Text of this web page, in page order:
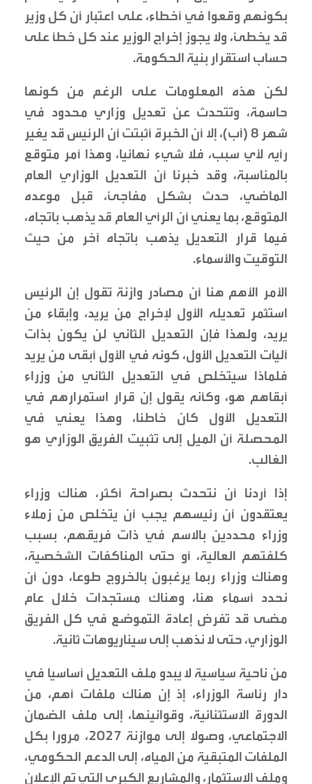
بكونهم وقعوا في أخطاء، على اعتبار أن كل وزير
قد يخطئ، ولا يجوز إخراج الوزير عند كل خطأ على
حساب استقرار بنية الحكومة.
لكن هذه المعلومات على الرغم من كونها
حاسمة، وتتحدث عن تعديل وزاري محدود في
شهر 8 (آب)، إلا أن الخبرة أثبتت أن الرئيس قد يغير
رأيه لأي سبب، فلا شيء نهائيا، وهذا أمر متوقع
بالمناسبة، وقد خبرنا أن التعديل الوزاري العام
الماضي، حدث بشكل مفاجئ، قبل موعده
المتوقع، بما يعني أن الرأي العام قد يذهب باتجاه،
فيما قرار التعديل يذهب باتجاه آخر من حيث
التوقيت والأسماء.
الأمر الأهم هنا أن مصادر وازنة تقول إن الرئيس
استثمر تعديله الأول لإخراج من يريد، وإبقاء من
يريد، ولهذا فإن التعديل الثاني لن يكون بذات
آليات التعديل الأول، كونه في الأول أبقى من يريد
فلماذا سيتخلص في التعديل الثاني من وزراء
أبقاهم هو، وكأنه يقول إن قرار استمرارهم في
التعديل الأول كان خاطئا، وهذا يعني في
المحصلة أن الميل إلى تثبيت الفريق الوزاري هو
الغالب.
إذا أردنا أن نتحدث بصراحة أكثر، هناك وزراء
يعتقدون أن رئيسهم يجب أن يتخلص من زملاء
وزراء محددين بالاسم في ذات فريقهم، بسبب
كلفتهم العالية، أو حتى المناكفات الشخصية،
وهناك وزراء ربما يرغبون بالخروج طوعا، دون أن
نحدد أسماء هنا، وهناك مستجدات خلال عام
مضى قد تفرض إعادة التموضع في كل الفريق
الوزاري، حتى لا نذهب إلى سيناريوهات ثانية.
من ناحية سياسية لا يبدو ملف التعديل أساسيا في
دار رئاسة الوزراء، إذ إن هناك ملفات أهم، من
الدورة الاستثنائية، وقوانينها، إلى ملف الضمان
الاجتماعي، وصولا إلى موازنة 2027، مرورا بكل
الملفات المتبقية من المياه، إلى الدعم الحكومي،
وملف الاستثمار، والمشاريع الكبرى التي تم الإعلان